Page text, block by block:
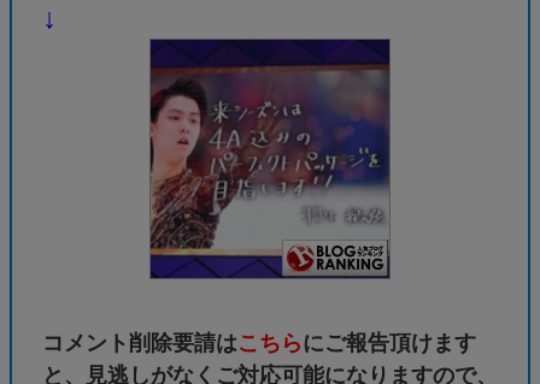
↓
コメント削除要請はこちら にご報告頂けます
と、見逃しがなくご対応可能になりますので、